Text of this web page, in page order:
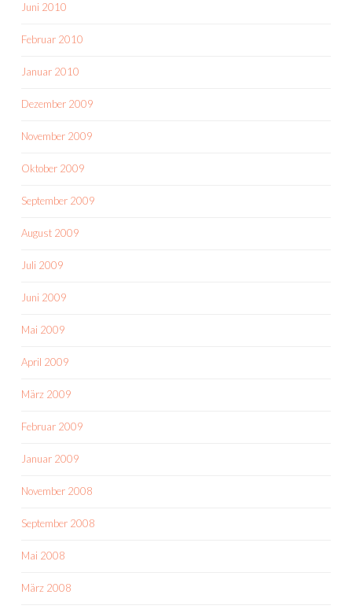
Juni 2010
Februar 2010
Januar 2010
Dezember 2009
November 2009
Oktober 2009
September 2009
August 2009
Juli 2009
Juni 2009
Mai 2009
April 2009
März 2009
Februar 2009
Januar 2009
November 2008
September 2008
Mai 2008
März 2008